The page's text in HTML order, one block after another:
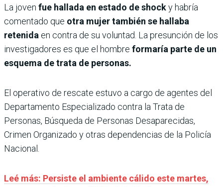
La joven fue hallada en estado de shocky habría
comentado que otra mujer también se hallaba
retenida en contra de su voluntad. La presunción de los
investigadores es que el hombre formaría parte de un
esquema de trata de personas.
El operativo de rescate estuvo a cargo de agentes del
Departamento Especializado contra la Trata de
Personas, Búsqueda de Personas Desaparecidas,
Crimen Organizado y otras dependencias de la Policía
Nacional.
Leé más: Persiste el ambiente cálido este martes,